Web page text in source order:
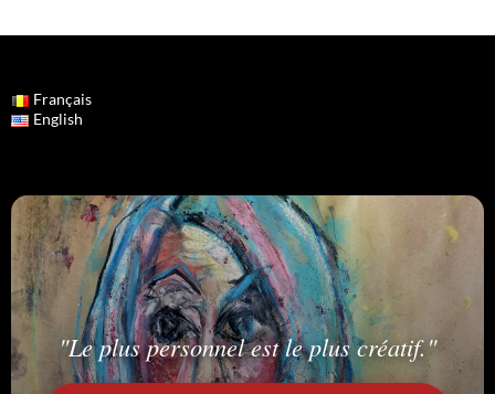
Français
English
"Le plus personnel est le plus créatif."